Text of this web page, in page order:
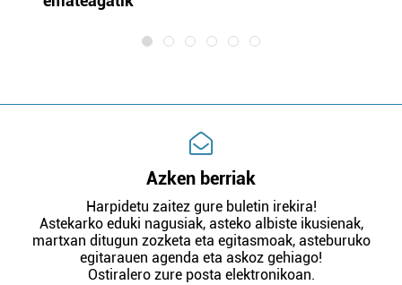
Azken berriak
Harpidetu zaitez gure buletin irekira!
Astekarko eduki nagusiak, asteko albiste ikusienak,
martxan ditugun zozketa eta egitasmoak, asteburuko
egitarauen agenda eta askoz gehiago!
Ostiralero zure posta elektronikoan.